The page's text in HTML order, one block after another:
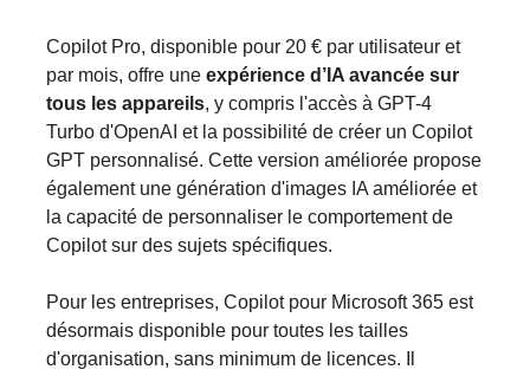
Copilot Pro, disponible pour 20 € par utilisateur et
par mois, offre une expérience d’IA avancée sur
tous les appareils, y compris l'accès à GPT-4
Turbo d'OpenAI et la possibilité de créer un Copilot
GPT personnalisé. Cette version améliorée propose
également une génération d'images IA améliorée et
la capacité de personnaliser le comportement de
Copilot sur des sujets spécifiques​​​.
Pour les entreprises, Copilot pour Microsoft 365 est
désormais disponible pour toutes les tailles
d'organisation, sans minimum de licences. Il